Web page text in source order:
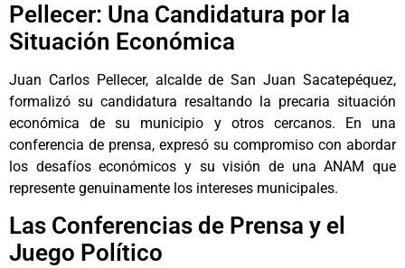
Pellecer: Una Candidatura por la
Situación Económica
Juan Carlos Pellecer, alcalde de San Juan Sacatepéquez,
formalizó su candidatura resaltando la precaria situación
económica de su municipio y otros cercanos. En una
conferencia de prensa, expresó su compromiso con abordar
los desafíos económicos y su visión de una ANAM que
represente genuinamente los intereses municipales.
Las Conferencias de Prensa y el
Juego Político